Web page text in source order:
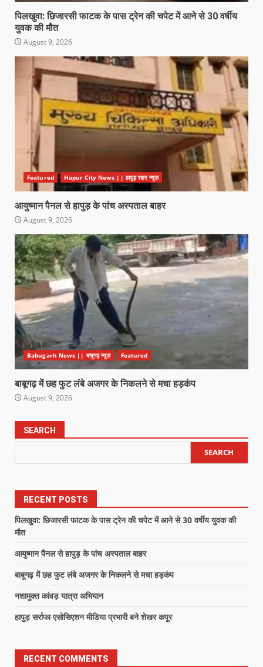
पिलखुवा: छिजारसी फाटक के पास ट्रेन की चपेट में आने से 30 वर्षीय
युवक की मौत
August 9, 2026
Featured Hapur City News || हापुड़ शहर न्यूज़
आयुष्मान पैनल से हापुड़ के पांच अस्पताल बाहर
August 9, 2026
Babugarh News || बाबूगढ़ न्यूज़ Featured
बाबूगढ़ में छह फुट लंबे अजगर के निकलने से मचा हड़कंप
August 9, 2026
SEARCH
SEARCH
RECENT POSTS
पिलखुवा: छिजारसी फाटक के पास ट्रेन की चपेट में आने से 30 वर्षीय युवक की
मौत
आयुष्मान पैनल से हापुड़ के पांच अस्पताल बाहर
बाबूगढ़ में छह फुट लंबे अजगर के निकलने से मचा हड़कंप
नशामुक्त कांवड़ यात्रा अभियान
हापुड़ सर्राफा एसोसिएशन मीडिया प्रभारी बने शेखर कपूर
RECENT COMMENTS